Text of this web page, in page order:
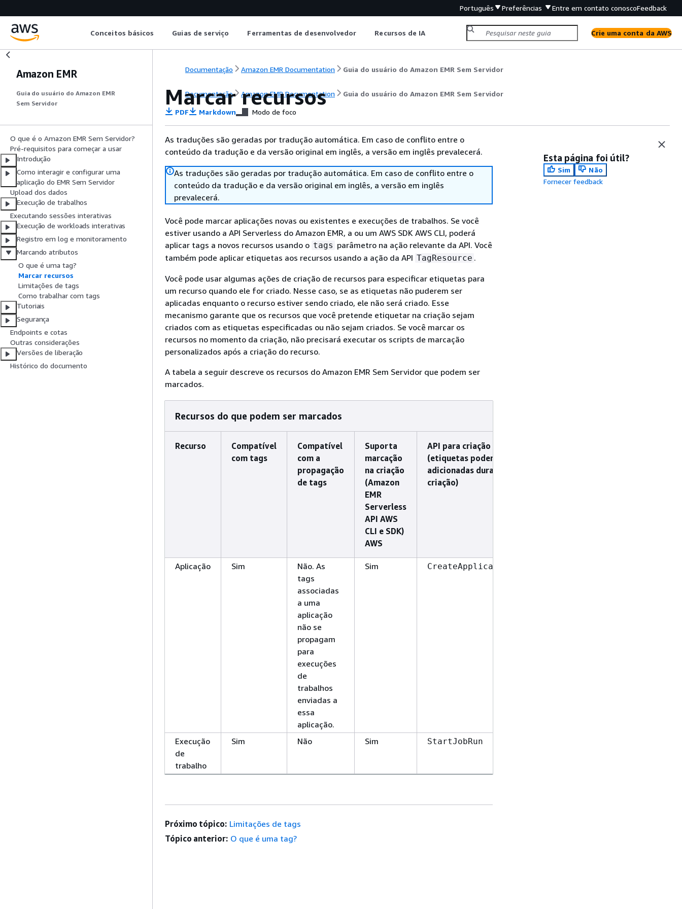
Português Preferências Entre em contato conoscoFeedback
Conceitos básicos Guias de serviço Ferramentas de desenvolvedor Recursos de IA Crie uma conta da AWS
Amazon EMR
Guia do usuário do Amazon EMR
Sem Servidor
O que é o Amazon EMR Sem Servidor?
Pré-requisitos para começar a usar
Introdução
Como interagir e configurar uma
aplicação do EMR Sem Servidor
Upload dos dados
Execução de trabalhos
Executando sessões interativas
Execução de workloads interativas
Registro em log e monitoramento
Marcando atributos
O que é uma tag?
Marcar recursos
Limitações de tags
Como trabalhar com tags
Tutoriais
Segurança
Endpoints e cotas
Outras considerações
Versões de liberação
Histórico do documento
Documentação Amazon EMR Documentation Guia do usuário do Amazon EMR Sem Servidor
Documentação Amazon EMR Documentation Guia do usuário do Amazon EMR Sem Servidor
Marcar recursos
PDF Markdown Modo de foco
As traduções são geradas por tradução automática. Em caso de conflito entre o
conteúdo da tradução e da versão original em inglês, a versão em inglês prevalecerá.
As traduções são geradas por tradução automática. Em caso de conflito entre o
conteúdo da tradução e da versão original em inglês, a versão em inglês
prevalecerá.
Você pode marcar aplicações novas ou existentes e execuções de trabalhos. Se você
estiver usando a API Serverless do Amazon EMR, a ou um AWS SDK AWS CLI, poderá
aplicar tags a novos recursos usando o tags parâmetro na ação relevante da API. Você
também pode aplicar etiquetas aos recursos usando a ação da API TagResource .
Você pode usar algumas ações de criação de recursos para especificar etiquetas para
um recurso quando ele for criado. Nesse caso, se as etiquetas não puderem ser
aplicadas enquanto o recurso estiver sendo criado, ele não será criado. Esse
mecanismo garante que os recursos que você pretende etiquetar na criação sejam
criados com as etiquetas especificadas ou não sejam criados. Se você marcar os
recursos no momento da criação, não precisará executar os scripts de marcação
personalizados após a criação do recurso.
A tabela a seguir descreve os recursos do Amazon EMR Sem Servidor que podem ser
marcados.
Recursos do que podem ser marcados
Recurso
Compatível
com tags
Compatível
com a
propagação
de tags
Suporta
marcação
na criação
(Amazon
EMR
Serverless
API AWS
CLI e SDK)
AWS
API para criação
(etiquetas podem ser
adicionadas durante a
criação)
Aplicação Sim
Não. As
tags
associadas
a uma
aplicação
não se
propagam
para
execuções
de
trabalhos
enviadas a
essa
aplicação.
Sim CreateApplication
Execução
de
trabalho
Sim Não Sim StartJobRun
Esta página foi útil?
Sim
Não
Fornecer feedback
Próximo tópico: Limitações de tags
Tópico anterior: O que é uma tag?